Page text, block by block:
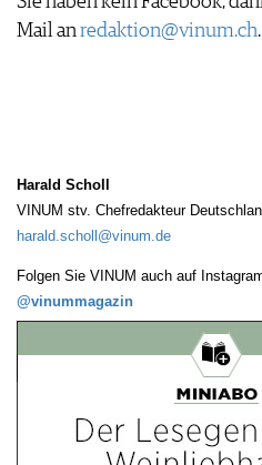
Mail anredaktion@vinum.ch.
Harald Scholl
VINUM stv. Chefredakteur
harald.scholl@vinum.de
Folgen Sie VINUM auch auf
@vinummagazin